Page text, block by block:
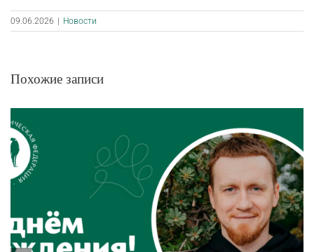
09.06.2026 Новости
Похожие записи